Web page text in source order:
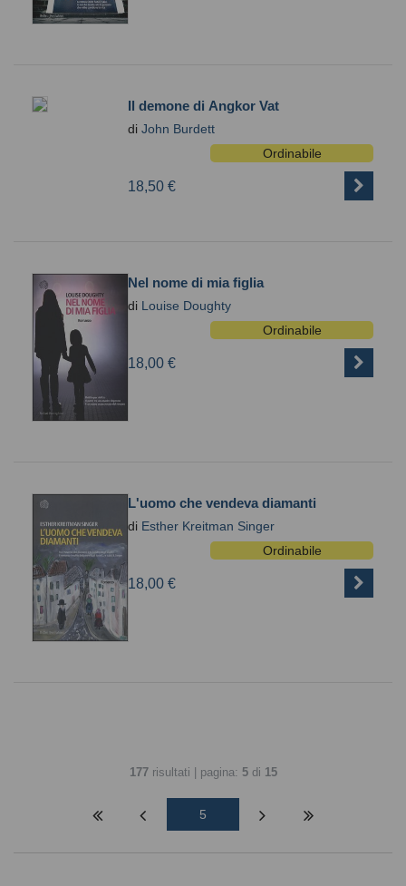
Il demone di Angkor Vat
di John Burdett
Ordinabile
18,50 €
Nel nome di mia figlia
di Louise Doughty
Ordinabile
18,00 €
L'uomo che vendeva diamanti
di Esther Kreitman Singer
Ordinabile
18,00 €
177risultati | pagina: 5di 15
5